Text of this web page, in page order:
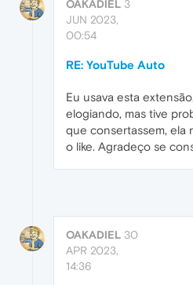
OAKADIEL 3
JUN 2023,
00:54
RE: YouTube Auto
Eu usava esta
elogiando, mas tive
que consertassem, ela
o like. Agradeço se
OAKADIEL 30
APR 2023,
14:36